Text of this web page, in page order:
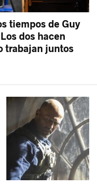
tiempos de Guy
dos hacen
trabajan juntos